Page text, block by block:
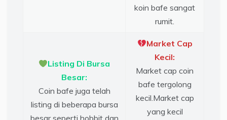
koin bafe sangat
rumit.
Listing Di Bursa
Besar:
Coin bafe juga telah
listing di beberapa bursa
Market Cap
Kecil:
Market cap coin
bafe tergolong
kecil.Market cap
yang kecil